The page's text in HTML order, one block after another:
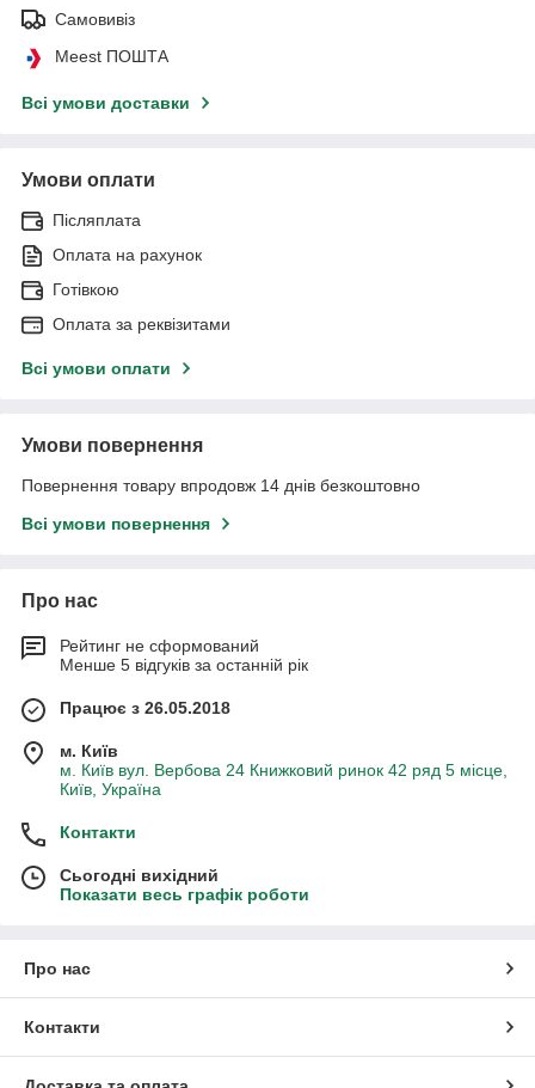
Самовивіз
Meest ПОШТА
Всі умови доставки
Умови оплати
Післяплата
Оплата на рахунок
Готівкою
Оплата за реквізитами
Всі умови оплати
Умови повернення
Повернення товару впродовж 14 днів безкоштовно
Всі умови повернення
Про нас
Рейтинг не сформований
Менше 5 відгуків за останній рік
Працює з 26.05.2018
м. Київ
м. Київ вул. Вербова 24 Книжковий ринок 42 ряд 5 місце,
Київ, Україна
Контакти
Сьогодні вихідний
Показати весь графік роботи
Про нас
Контакти